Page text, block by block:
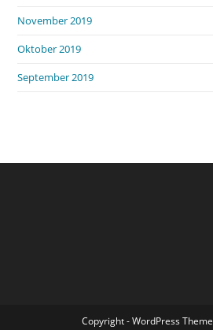
November 2019
Oktober 2019
September 2019
Copyright - WordPress